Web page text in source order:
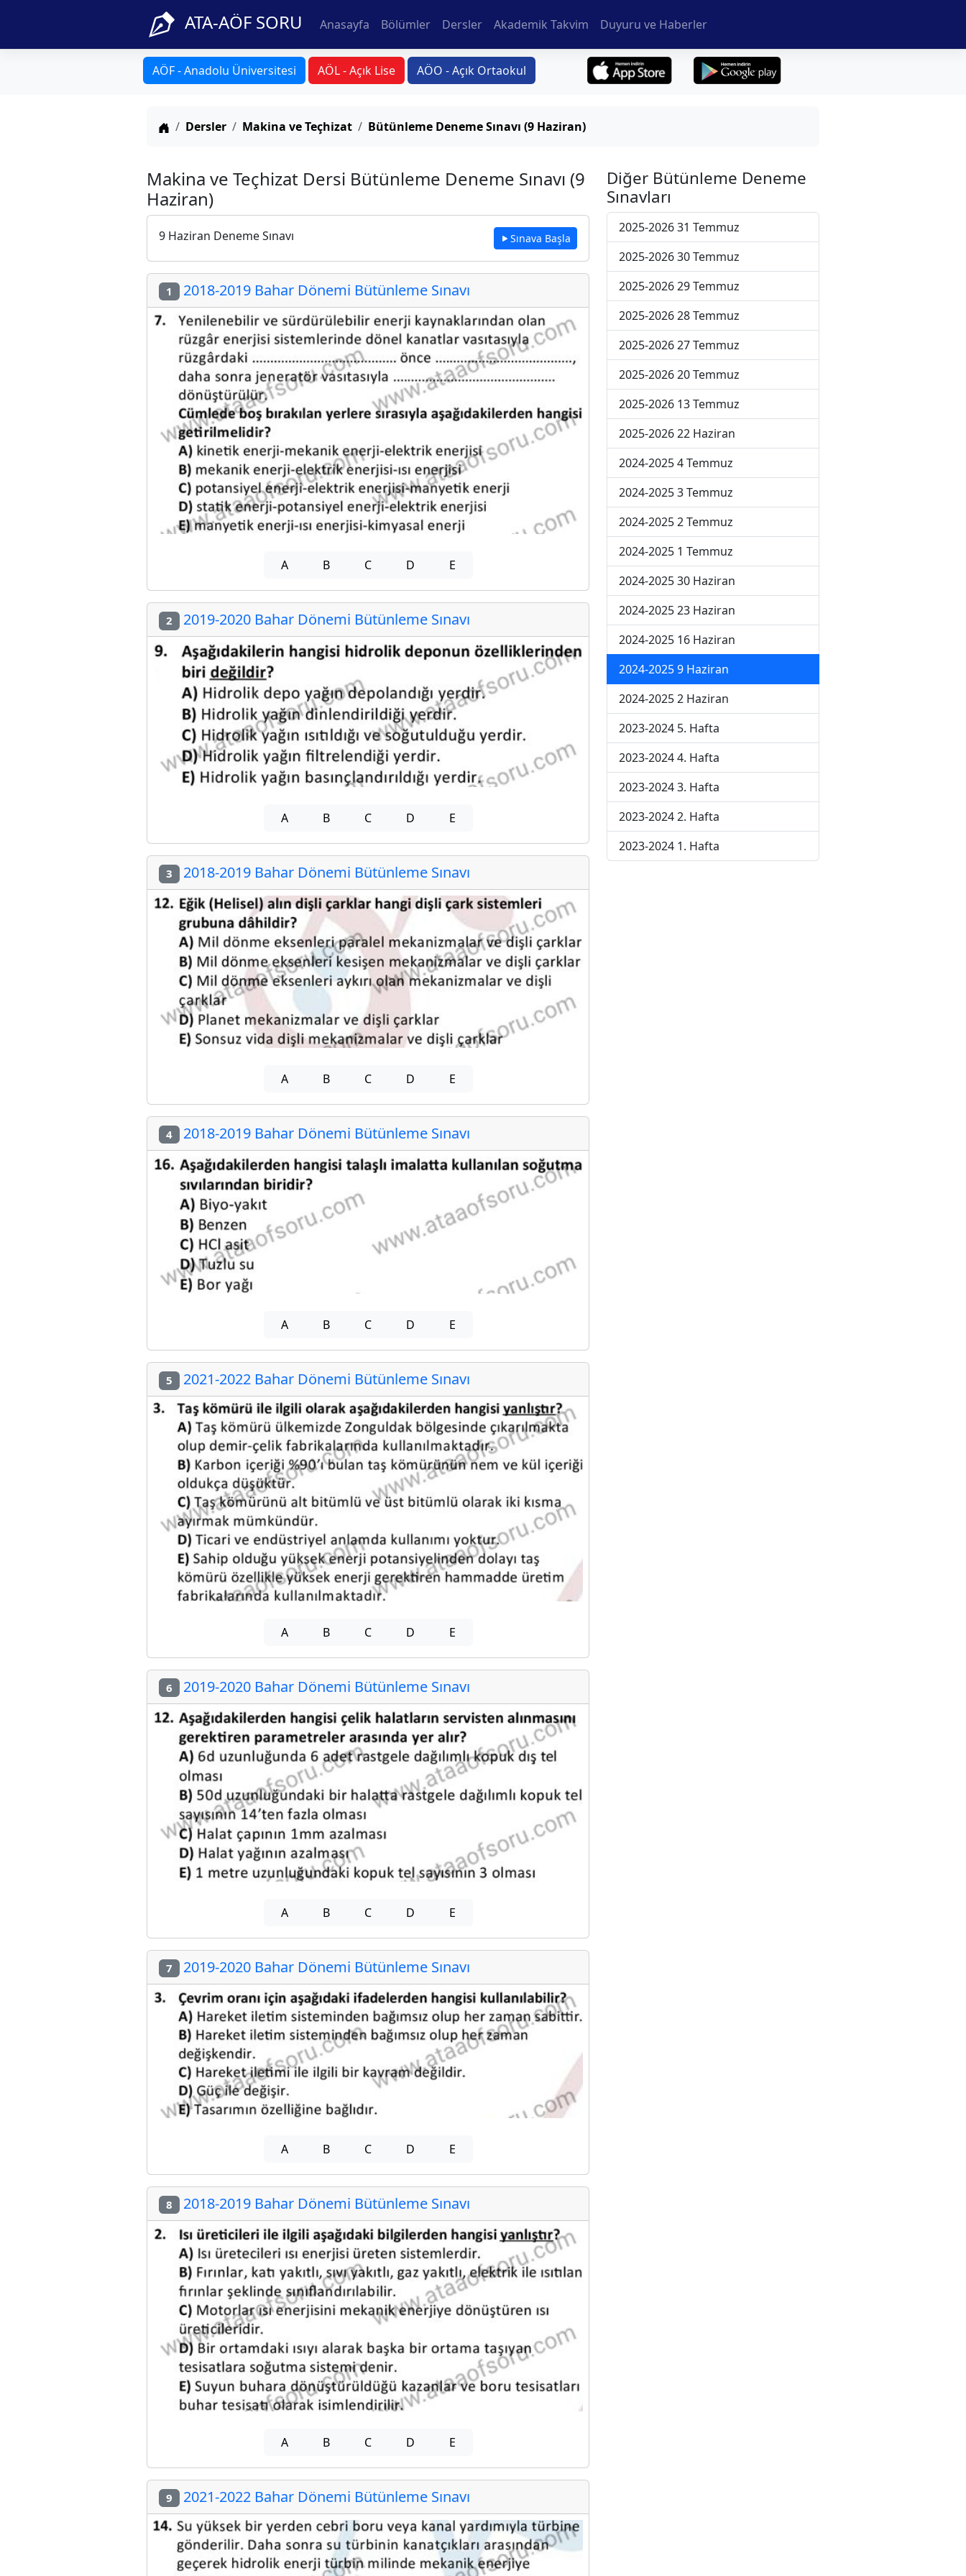
ATA-AÖF SORU Anasayfa Bölümler Dersler Akademik Takvim Duyuru ve Haberler
AÖF - Anadolu Üniversitesi AÖL - Açık Lise AÖO - Açık Ortaokul
Anasayfa
Dersler Makina ve Teçhizat Bütünleme Deneme Sınavı (9 Haziran)
Makina ve Teçhizat Dersi Bütünleme Deneme Sınavı (9
Haziran)
9 Haziran Deneme Sınavı Sınava Başla
1 2018-2019 Bahar Dönemi Bütünleme Sınavı
A B C D E
2 2019-2020 Bahar Dönemi Bütünleme Sınavı
A B C D E
3 2018-2019 Bahar Dönemi Bütünleme Sınavı
A B C D E
4 2018-2019 Bahar Dönemi Bütünleme Sınavı
A B C D E
5 2021-2022 Bahar Dönemi Bütünleme Sınavı
A B C D E
6 2019-2020 Bahar Dönemi Bütünleme Sınavı
A B C D E
7 2019-2020 Bahar Dönemi Bütünleme Sınavı
A B C D E
8 2018-2019 Bahar Dönemi Bütünleme Sınavı
A B C D E
9 2021-2022 Bahar Dönemi Bütünleme Sınavı
Diğer Bütünleme Deneme
Sınavları
2025-2026 31 Temmuz
2025-2026 30 Temmuz
2025-2026 29 Temmuz
2025-2026 28 Temmuz
2025-2026 27 Temmuz
2025-2026 20 Temmuz
2025-2026 13 Temmuz
2025-2026 22 Haziran
2024-2025 4 Temmuz
2024-2025 3 Temmuz
2024-2025 2 Temmuz
2024-2025 1 Temmuz
2024-2025 30 Haziran
2024-2025 23 Haziran
2024-2025 16 Haziran
2024-2025 9 Haziran
2024-2025 2 Haziran
2023-2024 5. Hafta
2023-2024 4. Hafta
2023-2024 3. Hafta
2023-2024 2. Hafta
2023-2024 1. Hafta